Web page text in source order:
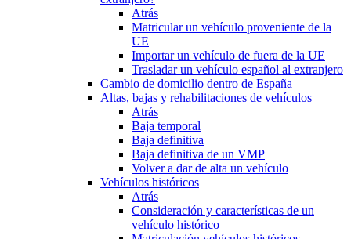
Atrás
Matricular un vehículo proveniente de la
UE
Importar un vehículo de fuera de la UE
Trasladar un vehículo español al extranjero
Cambio de domicilio dentro de España
Altas, bajas y rehabilitaciones de vehículos
Atrás
Baja temporal
Baja definitiva
Baja definitiva de un VMP
Volver a dar de alta un vehículo
Vehículos históricos
Atrás
Consideración y características de un
vehículo histórico